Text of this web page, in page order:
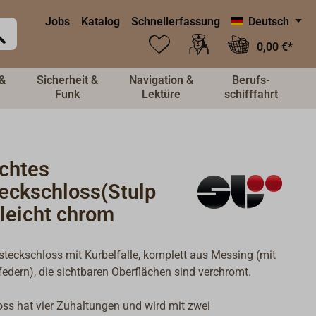
Jobs Katalog Schnellerfassung
Deutsch
0,00 €*
Sicherheit &
Funk
Navigation &
Lektüre
Berufs-
schifffahrt
chrom
mit Kurbelfalle, komplett aus Messing (mit
die sichtbaren Oberflächen sind verchromt.
hat vier Zuhaltungen und wird mit zwei